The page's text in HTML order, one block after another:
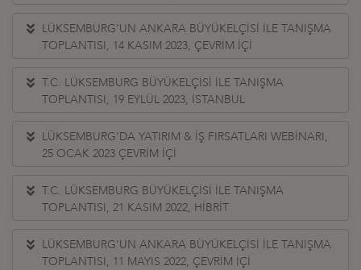
LÜKSEMBURG'UN ANKARA BÜYÜKELÇİSİ İLE TANIŞMA
TOPLANTISI, 14 KASIM 2023, ÇEVRİM İÇİ
T.C. LÜKSEMBURG BÜYÜKELÇİSİ İLE TANIŞMA
TOPLANTISI, 19 EYLÜL 2023, İSTANBUL
LÜKSEMBURG'DA YATIRIM & İŞ FIRSATLARI WEBİNARI,
25 OCAK 2023 ÇEVRİM İÇİ
T.C. LÜKSEMBURG BÜYÜKELÇİSİ İLE TANIŞMA
TOPLANTISI, 21 KASIM 2022, HİBRİT
LÜKSEMBURG'UN ANKARA BÜYÜKELÇİSİ İLE TANIŞMA
TOPLANTISI, 11 MAYIS 2022, ÇEVRİM İÇİ